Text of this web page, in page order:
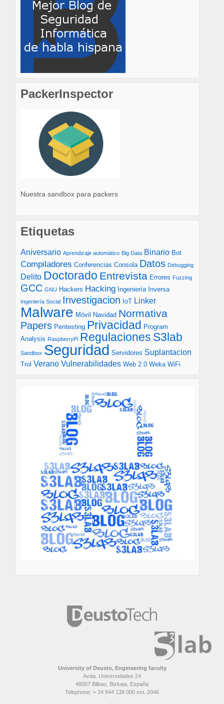
PackerInspector
Nuestra sandbox para packers
Etiquetas
Aniversario Aprendizaje automático Big Data Binario Bot
Compiladores Conferencias Consola Datos Debugging
Delito Doctorado Entrevista Errores Fuzzing
GCC GNU Hackers Hacking Ingeniería Inversa
Ingeniería Social Investigacion IoT Linker
Malware Móvil Navidad Normativa
Papers Pentesting Privacidad Program
Analysis RaspberryPi Regulaciones S3lab
Sandbox Seguridad Servidores Suplantacion
Trol Verano Vulnerabilidades Web 2.0 Weka WiFi
University of Deusto, Engineering faculty
Avda. Universidades 24
48007 Bilbao, Bizkaia, España
Telephone: + 34 944 139 000 ext. 2046